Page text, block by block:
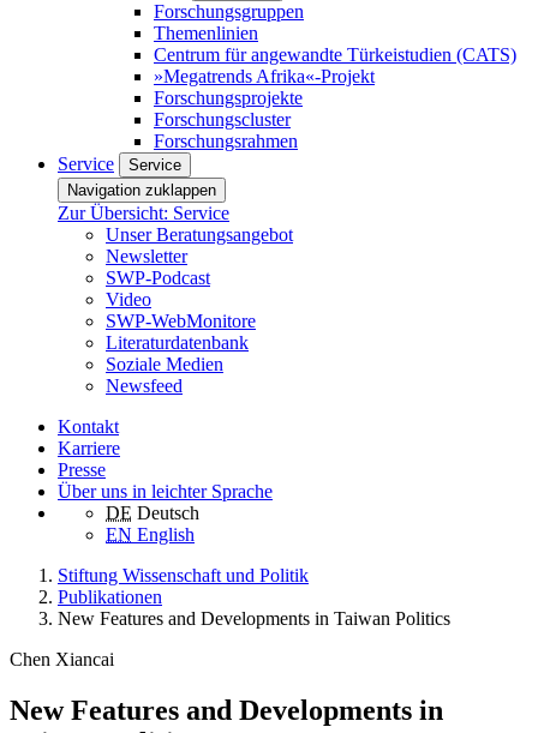
Forschungsgruppen
Themenlinien
Centrum für angewandte Türkeistudien (CATS)
»Megatrends Afrika«-Projekt
Forschungsprojekte
Forschungscluster
Forschungsrahmen
Service
Service
Navigation zuklappen
Zur Übersicht: Service
Unser Beratungsangebot
Newsletter
SWP-Podcast
Video
SWP-WebMonitore
Literaturdatenbank
Soziale Medien
Newsfeed
Kontakt
Karriere
Presse
Über uns in leichter Sprache
DE Deutsch
EN English
Stiftung Wissenschaft und Politik
Publikationen
New Features and Developments in Taiwan Politics
Chen Xiancai
New Features and Developments in